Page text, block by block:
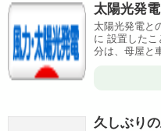
太陽光発
太陽光発電と
に 設置した
分は、母屋と
久しぶり